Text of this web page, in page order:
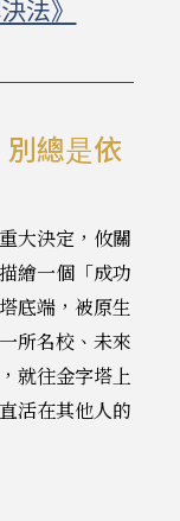
法》
總是依
大決定，攸關
繪一個「成功
底端，被原生
所名校、未來
就往金字塔上
活在其他人的